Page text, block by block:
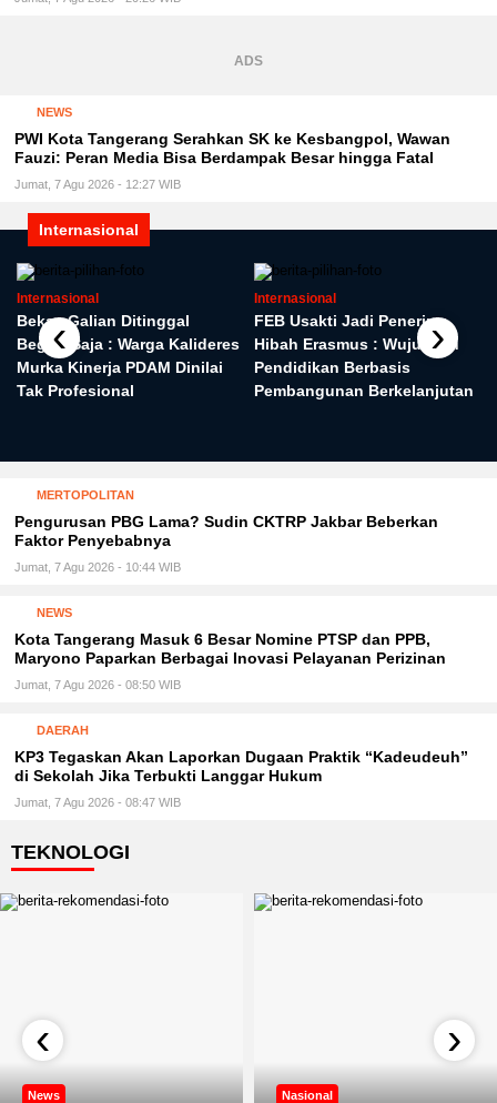
ADS
NEWS
PWI Kota Tangerang Serahkan SK ke Kesbangpol, Wawan
Fauzi: Peran Media Bisa Berdampak Besar hingga Fatal
Jumat, 7 Agu 2026 - 12:27 WIB
Internasional
Internasional
Bekas Galian Ditinggal
Begitu Saja : Warga Kalideres
Murka Kinerja PDAM Dinilai
Tak Profesional
Internasional
FEB Usakti Jadi Penerima
Hibah Erasmus : Wujudkan
Pendidikan Berbasis
Pembangunan Berkelanjutan
‹ ›
MERTOPOLITAN
Pengurusan PBG Lama? Sudin CKTRP Jakbar Beberkan
Faktor Penyebabnya
Jumat, 7 Agu 2026 - 10:44 WIB
NEWS
Kota Tangerang Masuk 6 Besar Nomine PTSP dan PPB,
Maryono Paparkan Berbagai Inovasi Pelayanan Perizinan
Jumat, 7 Agu 2026 - 08:50 WIB
DAERAH
KP3 Tegaskan Akan Laporkan Dugaan Praktik “Kadeudeuh”
di Sekolah Jika Terbukti Langgar Hukum
Jumat, 7 Agu 2026 - 08:47 WIB
TEKNOLOGI
News Nasional
‹ ›